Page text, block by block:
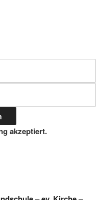
akzeptiert.
–ev. Kirche–